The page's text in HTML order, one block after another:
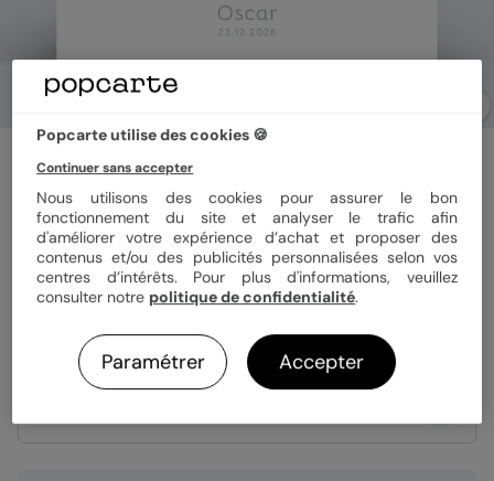
Couronne de Chats
Format 14x14 cm plié
Papier Papier Satiné
Popcarte utilise des cookies 🍪
Continuer sans accepter
Nous utilisons des cookies pour assurer le bon
fonctionnement du site et analyser le trafic afin
d'améliorer votre expérience d’achat et proposer des
contenus et/ou des publicités personnalisées selon vos
centres d’intérêts. Pour plus d'informations, veuillez
consulter notre politique de confidentialité.
Paramétrer Accepter